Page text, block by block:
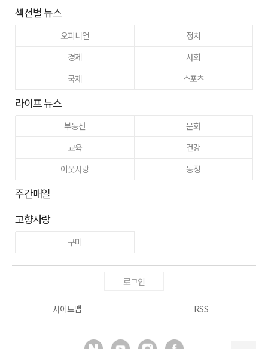
섹션별 뉴스
오피니언
정치
경제
사회
국제
스포츠
라이프 뉴스
부동산
문화
교육
건강
이웃사랑
동정
주간매일
고향사랑
구미
로그인
사이트맵 RSS